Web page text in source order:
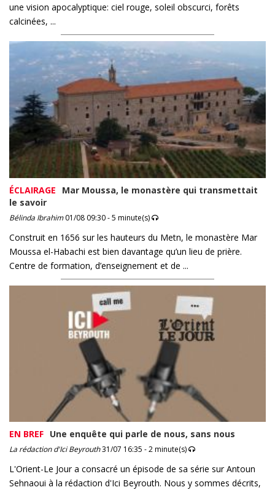
une vision apocalyptique: ciel rouge, soleil obscurci, forêts
calcinées, ...
ÉCLAIRAGE
Mar Moussa, le monastère qui transmettait
le savoir
Bélinda Ibrahim01/08 09:30 - 5 minute(s)
Construit en 1656 sur les hauteurs du Metn, le monastère Mar
Moussa el-Habachi est bien davantage qu’un lieu de prière.
Centre de formation, d’enseignement et de ...
EN BREF Une enquête qui parle de nous, sans nous
La rédaction d'Ici Beyrouth31/07 16:35 - 2 minute(s)
L'Orient-Le Jour a consacré un épisode de sa série sur Antoun
Sehnaoui à la rédaction d'Ici Beyrouth. Nous y sommes décrits,